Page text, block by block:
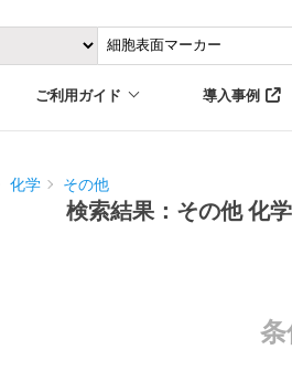
ご利用ガイド 導入事例
化学 その他
検索結果：その他 化